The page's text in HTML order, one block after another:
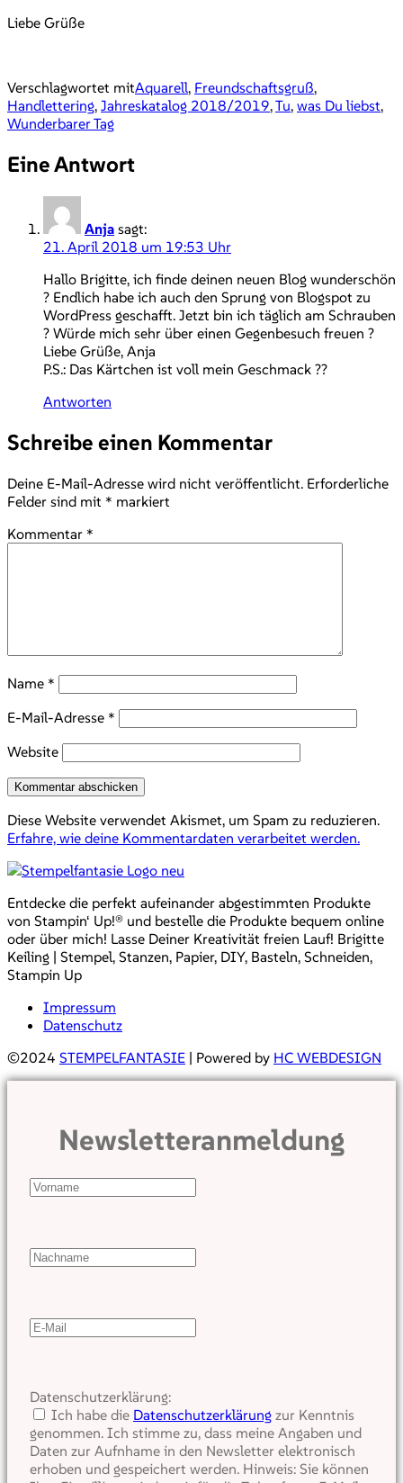
Liebe Grüße
Verschlagwortet mitAquarell, Freundschaftsgruß,
Handlettering, Jahreskatalog 2018/2019,Tu, was Du liebst,
Wunderbarer Tag
Eine Antwort
Anja sagt:
21. April 2018 um 19:53 Uhr
Hallo Brigitte, ich finde deinen neuen Blog wunderschön
? Endlich habe ich auch den Sprung von Blogspot zu
WordPress geschafft. Jetzt bin ich täglich am Schrauben
? Würde mich sehr über einen Gegenbesuch freuen ?
Liebe Grüße, Anja
P.S.: Das Kärtchen ist voll mein Geschmack ??
Antworten
Schreibe einen Kommentar
Deine E-Mail-Adresse wird nicht veröffentlicht. Erforderliche
Felder sind mit * markiert
Kommentar *
Name *
E-Mail-Adresse *
Website
Diese Website verwendet Akismet, um Spam zu reduzieren.
Erfahre, wie deine Kommentardaten verarbeitet werden.
Entdecke die perfekt aufeinander abgestimmten Produkte
von Stampin‘ Up!® und bestelle die Produkte bequem online
oder über mich! Lasse Deiner Kreativität freien Lauf! Brigitte
Keiling | Stempel, Stanzen, Papier, DIY, Basteln, Schneiden,
Stampin Up
Impressum
Datenschutz
©2024 STEMPELFANTASIE | Powered by HC WEBDESIGN
Newsletteranmeldung
Datenschutzerklärung:
Ich habe die Datenschutzerklärung zur Kenntnis
genommen. Ich stimme zu, dass meine Angaben und
Daten zur Aufnhame in den Newsletter elektronisch
erhoben und gespeichert werden. Hinweis: Sie können